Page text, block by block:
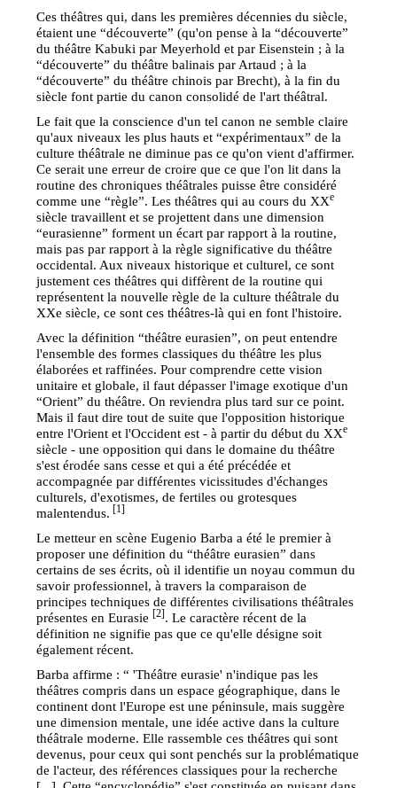
Ces théâtres qui, dans les premières décennies du siècle,
étaient une “découverte” (qu'on pense à la “découverte”
du théâtre Kabuki par Meyerhold et par Eisenstein ; à la
“découverte” du théâtre balinais par Artaud ; à la
“découverte” du théâtre chinois par Brecht), à la fin du
siècle font partie du canon consolidé de l'art théâtral.
Le fait que la conscience d'un tel canon ne semble claire
qu'aux niveaux les plus hauts et “expérimentaux” de la
culture théâtrale ne diminue pas ce qu'on vient d'affirmer.
Ce serait une erreur de croire que ce que l'on lit dans la
routine des chroniques théâtrales puisse être considéré
comme une “règle”. Les théâtres qui au cours du XXe
siècle travaillent et se projettent dans une dimension
“eurasienne” forment un écart par rapport à la routine,
mais pas par rapport à la règle significative du théâtre
occidental. Aux niveaux historique et culturel, ce sont
justement ces théâtres qui diffèrent de la routine qui
représentent la nouvelle règle de la culture théâtrale du
XXe siècle, ce sont ces théâtres-là qui en font l'histoire.
Avec la définition “théâtre eurasien”, on peut entendre
l'ensemble des formes classiques du théâtre les plus
élaborées et raffinées. Pour comprendre cette vision
unitaire et globale, il faut dépasser l'image exotique d'un
“Orient” du théâtre. On reviendra plus tard sur ce point.
Mais il faut dire tout de suite que l'opposition historique
entre l'Orient et l'Occident est - à partir du début du XXe
siècle - une opposition qui dans le domaine du théâtre
s'est érodée sans cesse et qui a été précédée et
accompagnée par différentes vicissitudes d'échanges
culturels, d'exotismes, de fertiles ou grotesques
malentendus. [1]
Le metteur en scène Eugenio Barba a été le premier à
proposer une définition du “théâtre eurasien” dans
certains de ses écrits, où il identifie un noyau commun du
savoir professionnel, à travers la comparaison de
principes techniques de différentes civilisations théâtrales
présentes en Eurasie[2]. Le caractère récent de la
définition ne signifie pas que ce qu'elle désigne soit
également récent.
Barba affirme : “ 'Théâtre eurasie' n'indique pas les
théâtres compris dans un espace géographique, dans le
continent dont l'Europe est une péninsule, mais suggère
une dimension mentale, une idée active dans la culture
théâtrale moderne. Elle rassemble ces théâtres qui sont
devenus, pour ceux qui sont penchés sur la problématique
de l'acteur, des références classiques pour la recherche